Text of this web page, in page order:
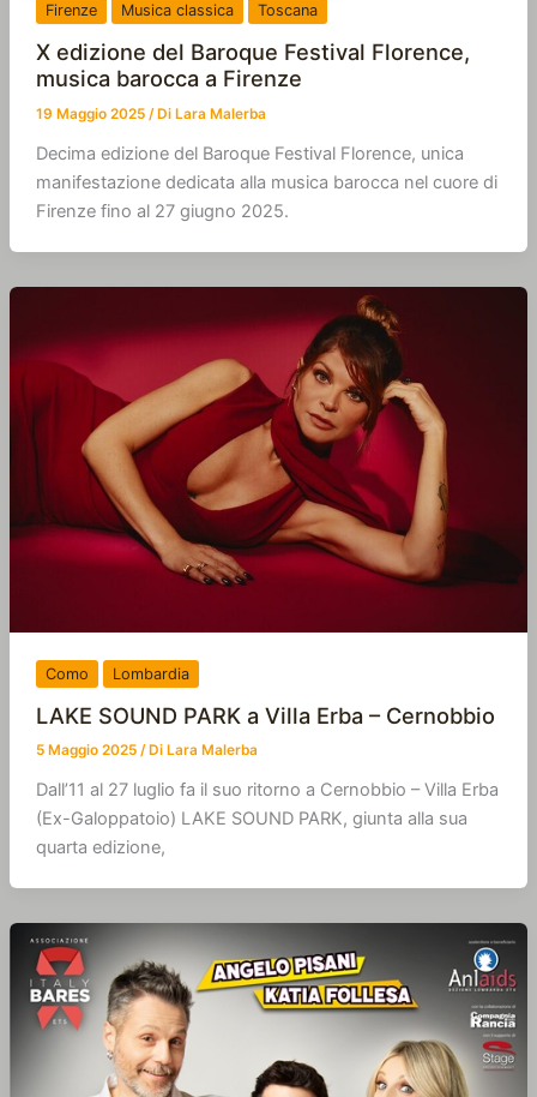
Firenze Musica classica Toscana
X edizione del Baroque Festival Florence,
musica barocca a Firenze
19 Maggio 2025 / Di Lara Malerba
Decima edizione del Baroque Festival Florence, unica
manifestazione dedicata alla musica barocca nel cuore di
Firenze fino al 27 giugno 2025.
Como Lombardia
LAKE SOUND PARK a Villa Erba – Cernobbio
5 Maggio 2025 / Di Lara Malerba
Dall’11 al 27 luglio fa il suo ritorno a Cernobbio – Villa Erba
(Ex-Galoppatoio) LAKE SOUND PARK, giunta alla sua
quarta edizione,